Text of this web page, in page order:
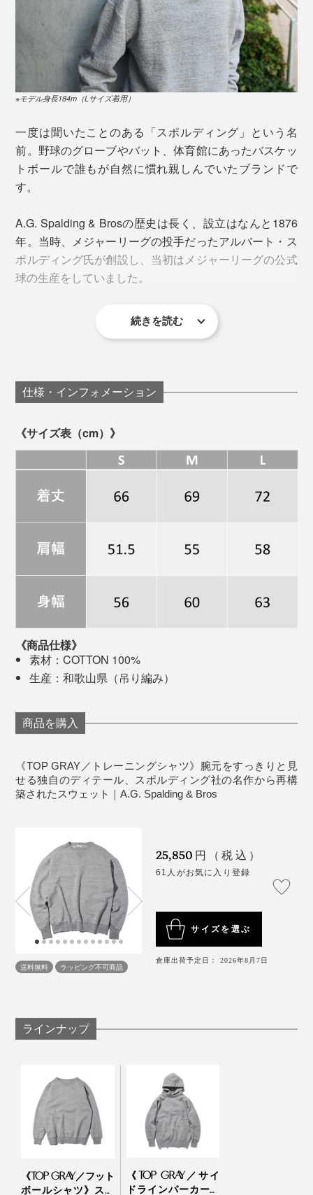
ネームタグ
（写真左）ヴィンテージ、（写真右） 本品
実にデザイン。この数字フォントを再現するのに苦労し
たのだとか。「MADE IN JAPAN」の文字が輝いていま
す。
1900年代初期にヨーロッパから伝えられた旧式編み機
で、昭和30年半ばまで一般的に使われてきた吊り編み機
ですが、今では数百台を残すまでに。
1台の編み機で、「1時間に1メール、1日7着分のスウェ
くりと丹念に編み上げることで、手編みのようなふっく
らとした風合いが生まれます。
その質の高さから“空気も一緒に編み込んだよう”と表現
本品の裏地は肌触りが心地いい、ふわっふわの起毛
大量生産されたそれとは比べものにならないほど、独特
の風合いに仕上がります。“2回洗濯”すると分かるのです
が、着込むほどにやわらかなタッチになっていくように
感じました。
ハリがあって型崩れしにくいのに、しなやかな肌触り。
大量生産されたそれとは比べものにならないほど、心地
いい肌触りは、“2回洗濯”すると違いが分かるはず。洗う
※モデル身長162cm（BLACK／Sサイズ着用）
替えがなくどこまでも肌当たりがやさしい。毎日着たく
なるストレスのない着心地です。
ゆっくり時間をかけて編まれたスウェットは、じっくり
と時間をかけて味が深まっていきます。厚めのヘビーウ
エイジングも楽しめます。
※モデル身長184m（Lサイズ着用）
一度は聞いたことのある「スポルディング」という名
前。野球のグローブやバット、体育館にあったバスケッ
トボールで誰もが自然に慣れ親しんでいたブランドで
す。
A.G. Spalding & Brosの歴史は長く、設立はなんと1876
年。当時、メジャーリーグの投手だったアルバート・ス
ポルディング氏が創設し、当初はメジャーリーグの公式
球の生産をしていました。
れました。この時代に、スウェットという衣類も誕生。
1937～1938 FALL & WINTER CATALOG
値で取引されていますが、その中でも特に人気なのが
年代のヴィンテージともなると、悠に30万円は超えてく
る代物ばかり。
入手した当時のスポルディングのカタログを読み込んで
$4だったことを考えると、他にはないディテールで差別
化を図っていたことが分かります。
続きを読む
仕様・インフォメーション
《サイズ表（cm）》
《商品仕様》
素材：COTTON 100%
生産：和歌山県（吊り編み）
商品を購入
《TOP GRAY／トレーニングシャツ》腕元をすっきりと見
せる独自のディテール、スポルディング社の名作から再構
築されたスウェット｜A.G. Spalding & Bros
送料無料 ラッピング不可商品
25,850 円（税込）
61人がお気に入り登録
サイズを選ぶ
倉庫出荷予定日： 2026年8月7日
ラインナップ
《TOP GRAY／フット
ボールシャツ》スポ
《TOP GRAY／サイ
ドラインパーカー・